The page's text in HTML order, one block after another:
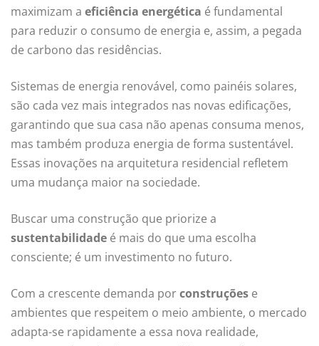
maximizam a eficiência energética é fundamental
para reduzir o consumo de energia e, assim, a pegada
de carbono das residências.
Sistemas de energia renovável, como painéis solares,
são cada vez mais integrados nas novas edificações,
garantindo que sua casa não apenas consuma menos,
mas também produza energia de forma sustentável.
Essas inovações na arquitetura residencial refletem
uma mudança maior na sociedade.
Buscar uma construção que priorize a
sustentabilidade é mais do que uma escolha
consciente; é um investimento no futuro.
Com a crescente demanda porconstruções e
ambientes que respeitem o meio ambiente, o mercado
adapta-se rapidamente a essa nova realidade,